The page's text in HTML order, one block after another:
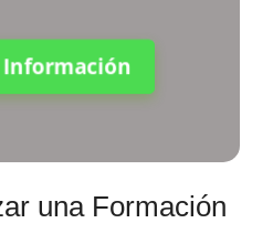
una Formación